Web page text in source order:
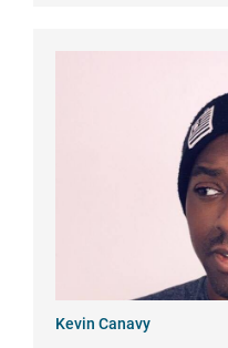
Kevin Canavy